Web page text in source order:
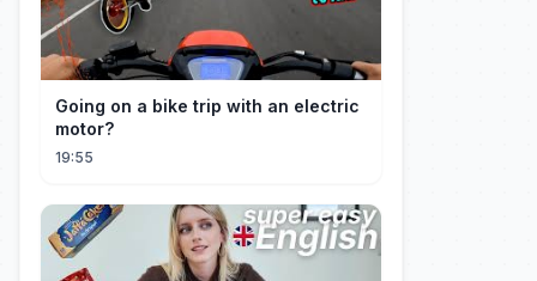
Going on a bike trip with an electric
motor?
19:55